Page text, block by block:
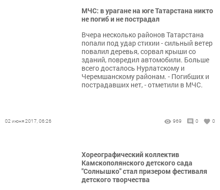
МЧС: в урагане на юге Татарстана никто
не погиб и не пострадал
Вчера несколько районов Татарстана
попали под удар стихии - сильный ветер
повалил деревья, сорвал крыши со
зданий, повредил автомобили. Больше
всего досталось Нурлатскому и
Черемшанскому районам. - Погибших и
пострадавших нет, - отметили в МЧС.
02 июня 2017, 06:26 969 0 0
Хореографический коллектив
Камскополянского детского сада
"Солнышко" стал призером фестиваля
детского творчества